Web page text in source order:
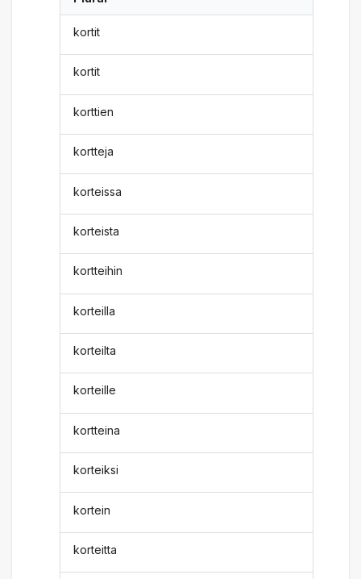
kortit
kortit
korttien
kortteja
korteissa
korteista
kortteihin
korteilla
korteilta
korteille
kortteina
korteiksi
kortein
korteitta